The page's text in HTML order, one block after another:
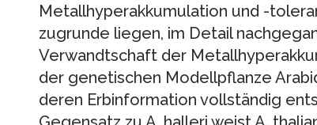
Metallhyperakkumulation und -
zugrunde liegen, im Detail
Verwandtschaft der
der genetischen Modellpflanze
deren Erbinformation vollständig